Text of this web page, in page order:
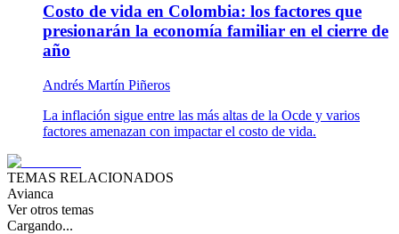
Costo de vida en Colombia: los factores que
presionarán la economía familiar en el cierre de
año
Andrés Martín Piñeros
La inflación sigue entre las más altas de la Ocde y varios
factores amenazan con impactar el costo de vida.
TEMAS RELACIONADOS
Avianca
Ver otros temas
Cargando...